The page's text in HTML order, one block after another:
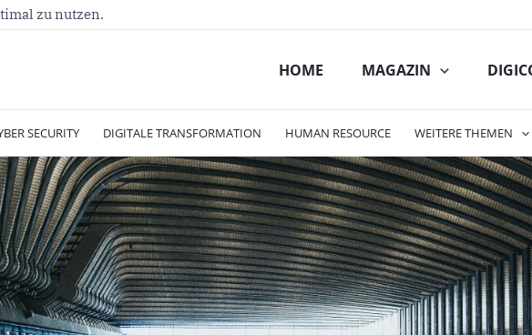
zu nutzen.
HOME MAGAZIN
SECURITY DIGITALE TRANSFORMATION HUMAN RESOURCE WEITERE THEMEN